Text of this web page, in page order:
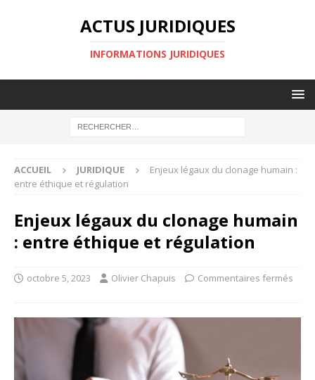
ACTUS JURIDIQUES
INFORMATIONS JURIDIQUES
ACCUEIL JURIDIQUE
Enjeux légaux du clonage humain :
entre éthique et régulation
Enjeux légaux du clonage humain
: entre éthique et régulation
octobre 5, 2023 Olivier Chapuis Commentaires fermés